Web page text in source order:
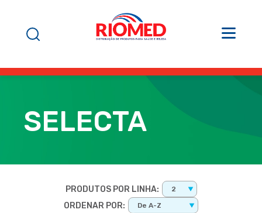
SELECTA
PRODUTOS POR LINHA: 2
ORDENAR POR: De A-Z